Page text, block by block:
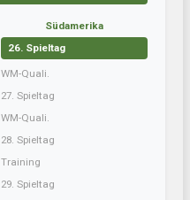
Südamerika
26. Spieltag
WM-Quali.
27. Spieltag
WM-Quali.
28. Spieltag
Training
29. Spieltag